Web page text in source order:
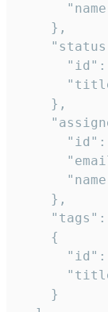
    },
"id":
    },
"id":
    },
"tags":
    {
"id":
    }